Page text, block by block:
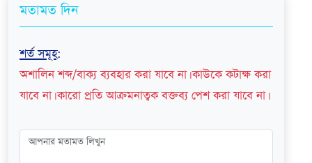
মতামত দিন
শর্ত সমূহ:
অশালিন শব্দ/বাক্য ব্যবহার করা যাবে না। কাউকে কটাক্ষ করা
যাবে না। কারো প্রতি আক্রমনাত্বক বক্তব্য পেশ করা যাবে না।